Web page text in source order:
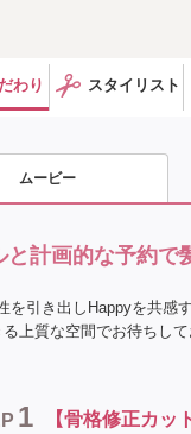
わり スタイリスト
ムービー
計画的な予約
を引き出しHappyを共
上質な空間でお待ちし
1
【骨格修正カ